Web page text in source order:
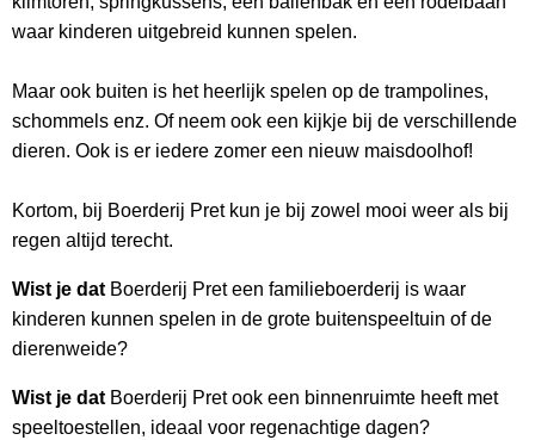
waar kinderen uitgebreid kunnen spelen.
Maar ook buiten is het heerlijk spelen op de trampolines,
schommels enz. Of neem ook een kijkje bij de verschillende
dieren. Ook is er iedere zomer een nieuw maisdoolhof!
Kortom, bij Boerderij Pret kun je bij zowel mooi weer als bij
regen altijd terecht.
Wist je dat Boerderij Pret een familieboerderij is waar
kinderen kunnen spelen in de grote buitenspeeltuin of de
dierenweide?
Wist je dat Boerderij Pret ook een binnenruimte heeft met
speeltoestellen, ideaal voor regenachtige dagen?